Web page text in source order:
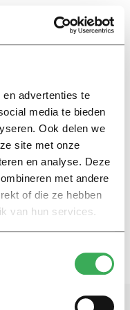
advertenties te
media te bieden
Ook delen we
site met onze
en analyse. Deze
met andere
of die ze hebben
van hun services.
EN
het maximale uit